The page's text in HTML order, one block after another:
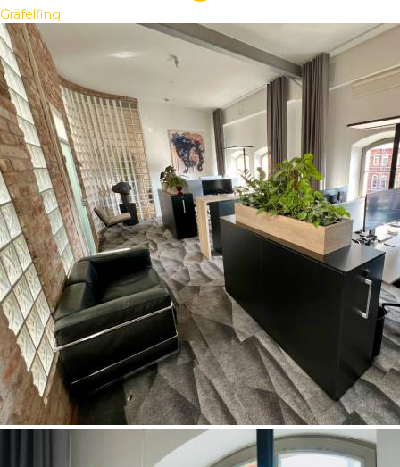
Gräfelfing